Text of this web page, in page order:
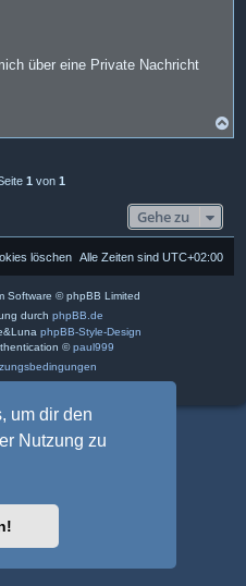
um dir den
Nutzung zu
über eine Private Nachricht
a
1 von 1
Gehe zu
Alle Zeiten sind UTC+02:00
löschen
Software © phpBB Limited
durch phpBB.de
phpBB-Style-Design
©paul999